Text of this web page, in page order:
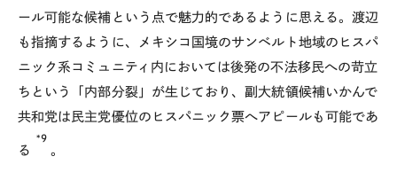
ール可能な候補という点で魅力的であるように思える。渡辺
も指摘するように、メキシコ国境のサンベルト地域のヒスパ
ニック系コミュニティ内においては後発の不法移民への苛立
ちという「内部分裂」が生じており、副大統領候補いかんで
共和党は民主党優位のヒスパニック票へアピールも可能であ
る
*9
。